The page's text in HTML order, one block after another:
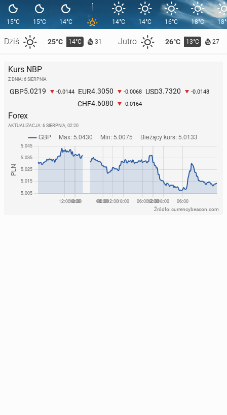
15°C
Dziś 25°C 14°C 31 Jutro 26°C 13°C 27
15°C 14°C 14°C 14°C 16°C 18°C
Kurs NBP
Z DNIA: 6 SIERPNIA
GBP5.0219 -0.0144 EUR4.3050 -0.0068 USD3.7320 -0.0148
CHF4.6080 -0.0164
Forex
AKTUALIZACJA: 6 SIERPNIA, 02:20
Źródło: currencybeacon.com